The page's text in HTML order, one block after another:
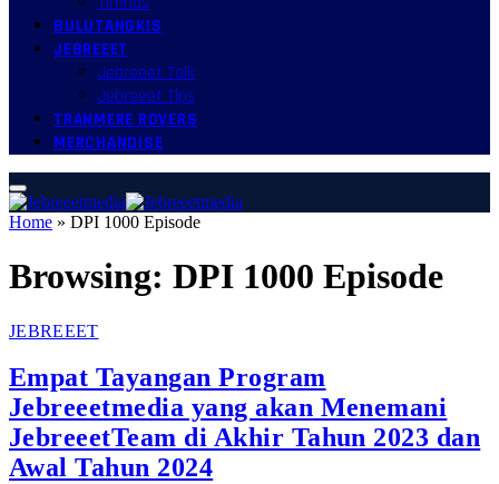
BULUTANGKIS
JEBREEET
Jebreeet Talk
Jebreeet Tips
TRANMERE ROVERS
MERCHANDISE
Home » DPI 1000 Episode
Browsing: DPI 1000 Episode
JEBREEET
Empat Tayangan Program
Jebreeetmedia yang akan Menemani
JebreeetTeam di Akhir Tahun 2023 dan
Awal Tahun 2024